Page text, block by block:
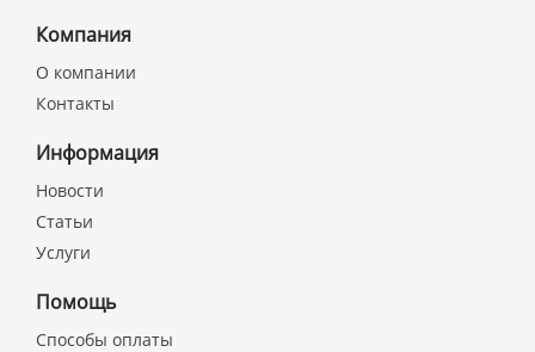
Компания
О компании
Контакты
Информация
Новости
Статьи
Услуги
Помощь
Способы оплаты